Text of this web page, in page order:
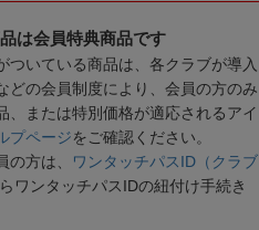
は会員特典商品です
ついている商品は、各クラブが導入
どの会員制度により、会員の方のみ
、または特別価格が適応されるアイ
プページをご確認ください。
方は、
ワンタッチパスID（クラブ
ワンタッチパスIDの紐付け手続き